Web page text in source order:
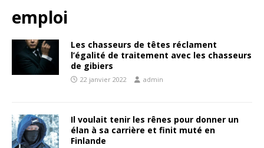
emploi
Les chasseurs de têtes réclament
l’égalité de traitement avec les chasseurs
de gibiers
22 janvier 2022 admin
Il voulait tenir les rênes pour donner un
élan à sa carrière et finit muté en
Finlande